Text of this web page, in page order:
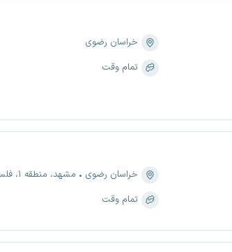
خراسان رضوی
تمام وقت
خراسان رضوی
مشهد، منطقه ۱، فلسطین
تمام وقت